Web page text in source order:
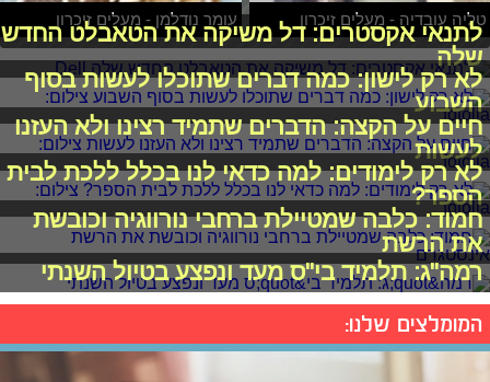
טליה עובדיה - מעלים זיכרון עומר נודלמן - מעלים זיכרון
לתנאי אקסטרים: דל משיקה את הטאבלט החדש
שלה
לא רק לישון: כמה דברים שתוכלו לעשות בסוף
השבוע
חיים על הקצה: הדברים שתמיד רצינו ולא העזנו
לעשות
לא רק לימודים: למה כדאי לנו בכלל ללכת לבית
הספר?
חמוד: כלבה שמטיילת ברחבי נורווגיה וכובשת
את הרשת
רמה"ג: תלמיד בי"ס מעד ונפצע בטיול השנתי
המומלצים שלנו: